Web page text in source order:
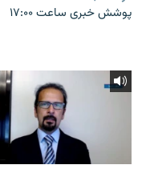
پوشش خبری ساعت ۱۷:۰۰